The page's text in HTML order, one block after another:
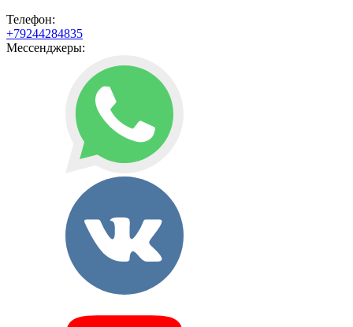
Телефон:
+79244284835
Мессенджеры: